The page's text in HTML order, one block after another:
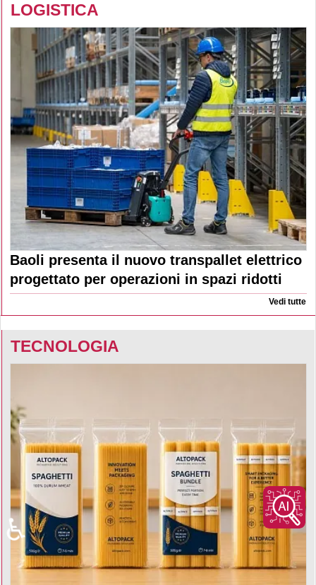
LOGISTICA
Baoli presenta il nuovo transpallet elettrico
progettato per operazioni in spazi ridotti
Vedi tutte
TECNOLOGIA